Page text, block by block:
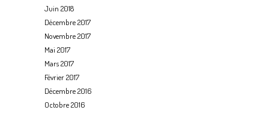
Juin 2018
Décembre 2017
Novembre 2017
Mai 2017
Mars 2017
Février 2017
Décembre 2016
Octobre 2016